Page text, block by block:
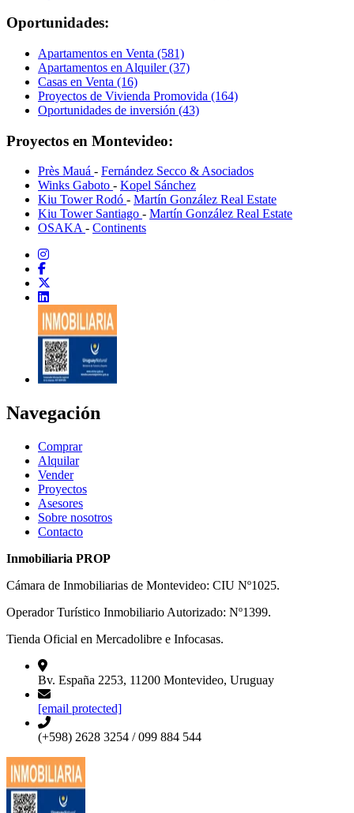
Oportunidades:
Apartamentos en Venta (581)
Apartamentos en Alquiler (37)
Casas en Venta (16)
Proyectos de Vivienda Promovida (164)
Oportunidades de inversión (43)
Proyectos en Montevideo:
Près Mauá - Fernández Secco & Asociados
Winks Gaboto - Kopel Sánchez
Kiu Tower Rodó - Martín González Real Estate
Kiu Tower Santiago - Martín González Real Estate
OSAKA - Continents
Navegación
Comprar
Alquilar
Vender
Proyectos
Asesores
Sobre nosotros
Contacto
Inmobiliaria PROP
Cámara de Inmobiliarias de Montevideo: CIU Nº1025.
Operador Turístico Inmobiliario Autorizado: Nº1399.
Tienda Oficial en Mercadolibre e Infocasas.
Bv. España 2253, 11200 Montevideo, Uruguay
[email protected]
(+598) 2628 3254 / 099 884 544